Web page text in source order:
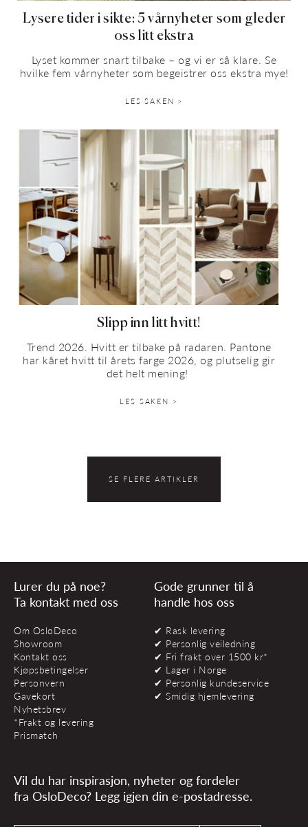
Lysere tider i sikte: 5 vårnyheter som gleder
oss litt ekstra
Lyset kommer snart tilbake – og vi er så klare. Se
hvilke fem vårnyheter som begeistrer oss ekstra mye!
LES SAKEN >
Slipp inn litt hvitt!
Trend 2026. Hvitt er tilbake på radaren. Pantone
har kåret hvitt til årets farge 2026, og plutselig gir
det helt mening!
LES SAKEN >
SE FLERE ARTIKLER
Lurer du på noe?
Ta kontakt med oss
Om OsloDeco
Showroom
Kontakt oss
Kjøpsbetingelser
Personvern
Gavekort
Nyhetsbrev
*Frakt og levering
Prismatch
Gode grunner til å
handle hos oss
✔ Rask levering
✔ Personlig veiledning
✔ Fri frakt over 1500 kr*
✔ Lager i Norge
✔ Personlig kundeservice
✔ Smidig hjemlevering
Vil du har inspirasjon, nyheter og fordeler
fra OsloDeco? Legg igjen din e-postadresse.